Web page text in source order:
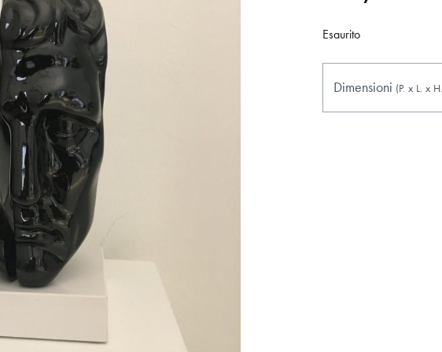
Esaurito
Dimensioni (P. x L. x H.